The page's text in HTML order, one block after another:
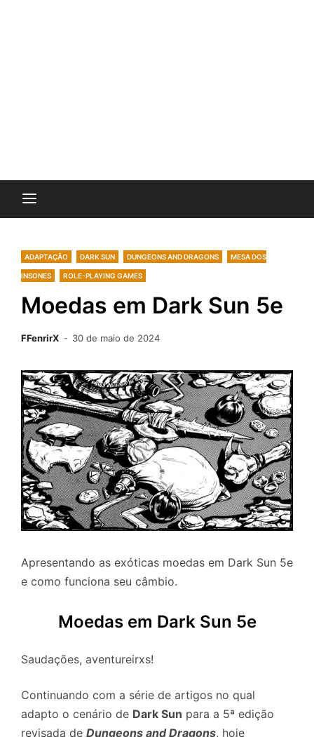
ADAPTAÇÃO DARK SUN DUNGEONS AND DRAGONS MESA DOS
INSONES ROLE-PLAYING GAMES
Moedas em Dark Sun 5e
FFenrirX 30 de maio de 2024
Apresentando as exóticas moedas em Dark Sun 5e
e como funciona seu câmbio.
Moedas em Dark Sun 5e
Saudações, aventureirxs!
Continuando com a série de artigos no qual
adapto o cenário de Dark Sun para a 5ª edição
revisada de Dungeons and Dragons, hoje